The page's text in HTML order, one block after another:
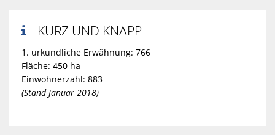
 KURZ UND KNAPP
1. urkundliche Erwähnung: 766
Fläche: 450 ha
Einwohnerzahl: 883
(Stand Januar 2018)